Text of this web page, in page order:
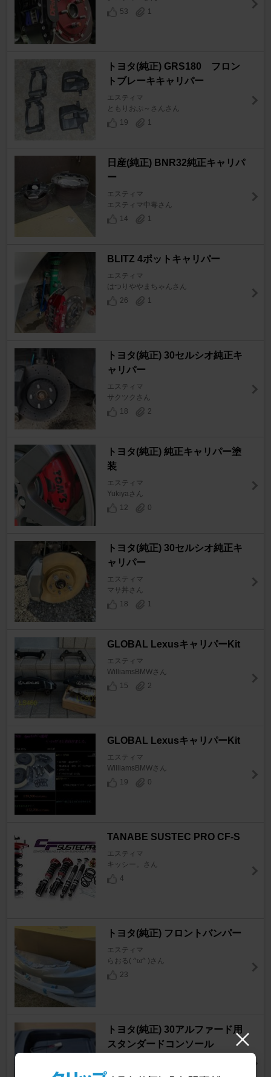
53
1
トヨタ(純正) GRS180 フロン
トブレーキキャリパー
エスティマ
ともりおぷ～さんさん
19
1
日産(純正) BNR32純正キャリパ
ー
エスティマ
エスティマ中毒さん
14
1
BLITZ 4ポットキャリパー
エスティマ
はつりややまちゃんさん
26
1
トヨタ(純正) 30セルシオ純正キ
ャリパー
エスティマ
サクツクさん
18
2
トヨタ(純正) 純正キャリパー塗
装
エスティマ
Yukiyaさん
12
0
トヨタ(純正) 30セルシオ純正キ
ャリパー
エスティマ
マサ丼さん
18
1
GLOBAL LexusキャリパーKit
エスティマ
WilliamsBMWさん
15
2
GLOBAL LexusキャリパーKit
エスティマ
WilliamsBMWさん
19
0
TANABE SUSTEC PRO CF-S
エスティマ
キッシー。さん
4
トヨタ(純正) フロントバンパー
エスティマ
らおる( ^ω^ )さん
23
トヨタ(純正) 30アルファード用
スタンダードコンソール
うちじゅうにさん